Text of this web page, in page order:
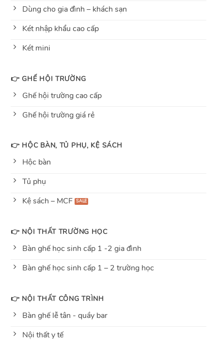
Dùng cho gia đình – khách sạn
Két nhập khẩu cao cấp
Két mini
👉 GHẾ HỘI TRƯỜNG
Ghế hội trường cao cấp
Ghế hội trường giá rẻ
👉 HỘC BÀN, TỦ PHỤ, KỆ SÁCH
Hộc bàn
Tủ phụ
Kệ sách – MCF
👉 NỘI THẤT TRƯỜNG HỌC
Bàn ghế học sinh cấp 1 -2 gia đình
Bàn ghế học sinh cấp 1 – 2 trường học
👉 NỘI THẤT CÔNG TRÌNH
Bàn ghế lễ tân - quầy bar
Nội thất y tế